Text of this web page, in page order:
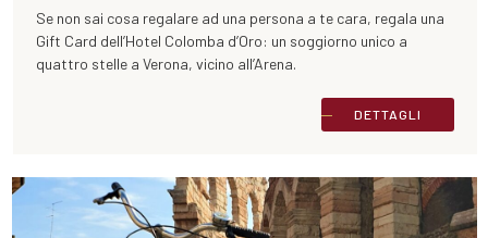
Se non sai cosa regalare ad una persona a te cara, regala una
Gift Card dell’Hotel Colomba d’Oro: un soggiorno unico a
quattro stelle a Verona, vicino all’Arena.
DETTAGLI